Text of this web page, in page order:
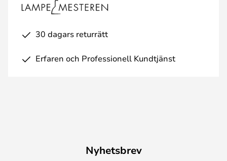
30 dagars returrätt
Erfaren och Professionell Kundtjänst
Nyhetsbrev